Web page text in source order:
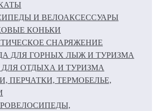
И ВЕЛОАКСЕССУАРЫ
КОНЬКИ
СНАРЯЖЕНИЕ
ДЛЯ ГОРНЫХ ЛЫЖ И ТУРИЗМА
ДЛЯ ОТДЫХА И ТУРИЗМА
ПЕРЧАТКИ, ТЕРМОБЕЛЬЕ,